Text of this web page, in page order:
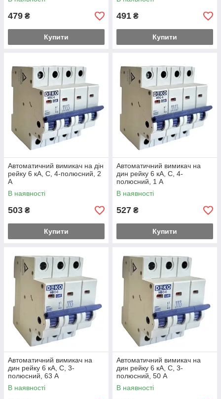
479 ₴
Купити
491 ₴
Купити
Автоматичний вимикач на дін
рейку 6 кА, С, 4-полюсний, 2
А
В наявності
503 ₴
Купити
Автоматичний вимикач на
дин рейку 6 кА, С, 4-
полюсний, 1 А
В наявності
527 ₴
Купити
Автоматичний вимикач на
дин рейку 6 кА, С, 3-
полюсний, 63 А
В наявності
Автоматичний вимикач на
дин рейку 6 кА, С, 3-
полюсний, 50 А
В наявності